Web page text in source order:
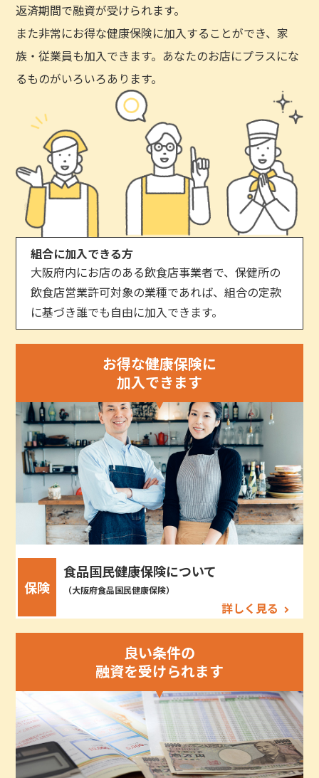
返済期間で融資が受けられます。
また非常にお得な健康保険に加入することができ、家
族・従業員も加入できます。あなたのお店にプラスにな
るものがいろいろあります。
組合に加入できる方
大阪府内にお店のある飲食店事業者で、保健所の
飲食店営業許可対象の業種であれば、組合の定款
に基づき誰でも自由に加入できます。
お得な健康保険に
加入できます
保険
食品国民健康保険について
（大阪府食品国民健康保険）
詳しく見る
良い条件の
融資を受けられます